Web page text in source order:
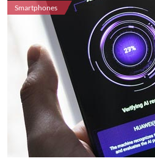
Smartphones